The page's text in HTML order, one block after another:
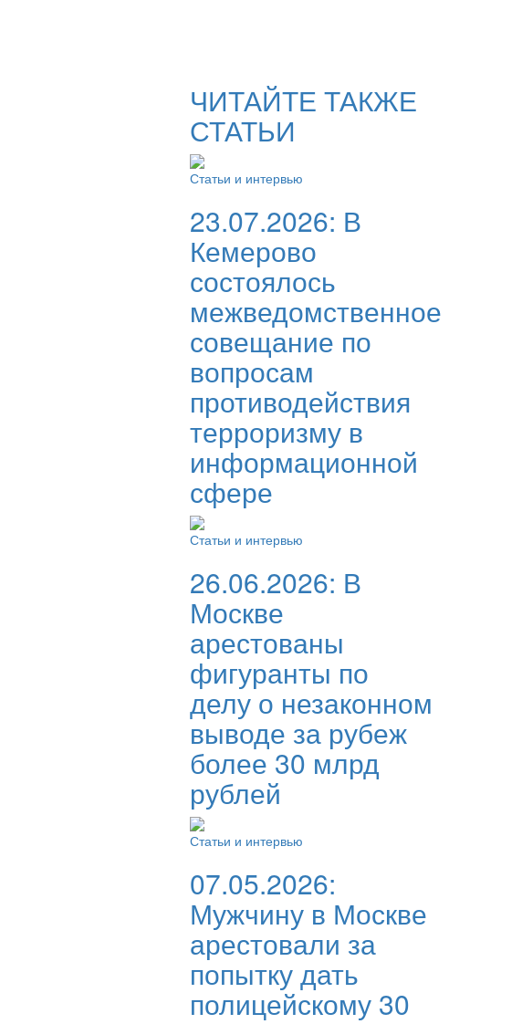
ЧИТАЙТЕ ТАКЖЕ
СТАТЬИ
Статьи и интервью
23.07.2026: В
Кемерово
состоялось
межведомственное
совещание по
вопросам
противодействия
терроризму в
информационной
сфере
Статьи и интервью
26.06.2026: В
Москве
арестованы
фигуранты по
делу о незаконном
выводе за рубеж
более 30 млрд
рублей
Статьи и интервью
07.05.2026:
Мужчину в Москве
арестовали за
попытку дать
полицейскому 30